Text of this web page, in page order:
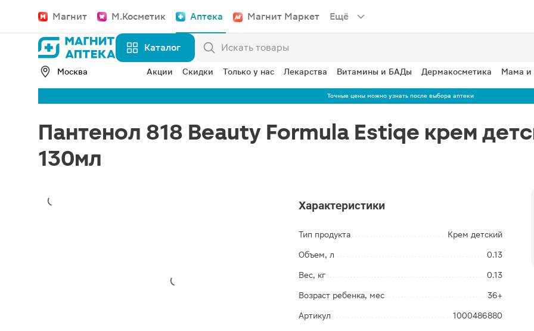
Магнит М.Косметик Аптека Магнит Маркет Ещё
Каталог
Москва Акции Скидки Только у нас Лекарства Витамины и БАДы Дермакосметика Мама
Точные цены можно узнать после выбора аптеки
Пантенол 818 Beauty Formula Estiqe крем
130мл
Характеристики
Тип продукта Крем детский
Объем, л 0.13
Вес, кг 0.13
Возраст ребенка, мес 36+
Артикул 1000486880